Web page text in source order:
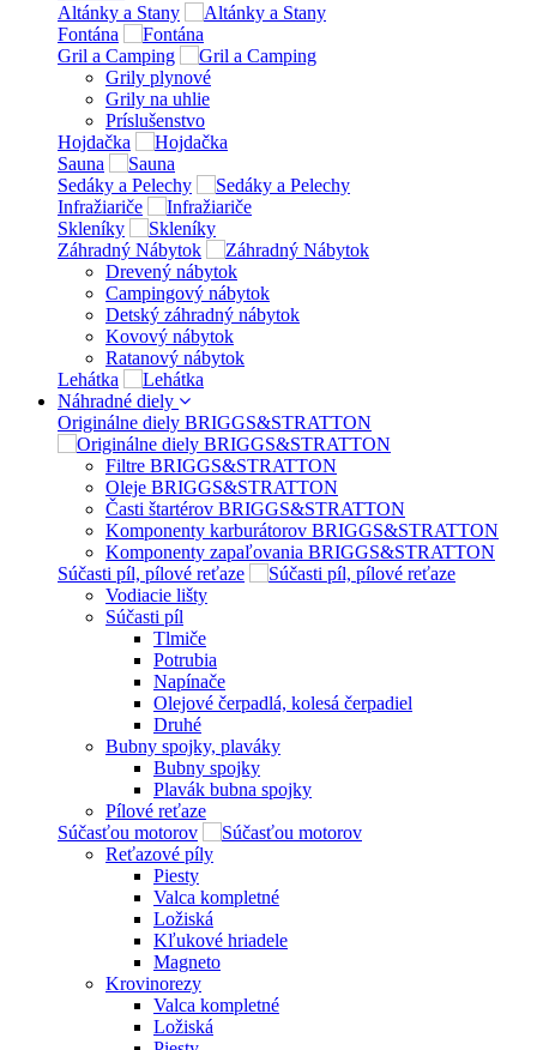
Altánky a Stany
Fontána
Gril a Camping
Grily plynové
Grily na uhlie
Príslušenstvo
Hojdačka
Sauna
Sedáky a Pelechy
Infražiariče
Skleníky
Záhradný Nábytok
Drevený nábytok
Campingový nábytok
Detský záhradný nábytok
Kovový nábytok
Ratanový nábytok
Lehátka
Náhradné diely
Originálne diely BRIGGS&STRATTON
Filtre BRIGGS&STRATTON
Oleje BRIGGS&STRATTON
Časti štartérov BRIGGS&STRATTON
Komponenty karburátorov BRIGGS&STRATTON
Komponenty zapaľovania BRIGGS&STRATTON
Súčasti píl, pílové reťaze
Vodiacie lišty
Súčasti píl
Tlmiče
Potrubia
Napínače
Olejové čerpadlá, kolesá čerpadiel
Druhé
Bubny spojky, plaváky
Bubny spojky
Plavák bubna spojky
Pílové reťaze
Súčasťou motorov
Reťazové píly
Piesty
Valca kompletné
Ložiská
Kľukové hriadele
Magneto
Krovinorezy
Valca kompletné
Ložiská